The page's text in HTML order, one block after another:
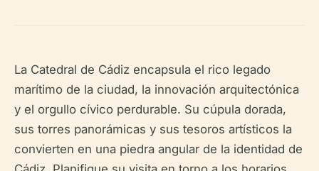
La Catedral de Cádiz encapsula el rico legado
marítimo de la ciudad, la innovación arquitectónica
y el orgullo cívico perdurable. Su cúpula dorada,
sus torres panorámicas y sus tesoros artísticos la
convierten en una piedra angular de la identidad de